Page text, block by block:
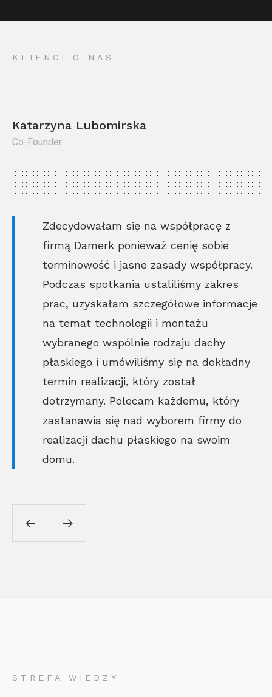
KLIENCI O NAS
Katarzyna Lubomirska
Co-Founder
Zdecydowałam się na współpracę z
firmą Damerk ponieważ cenię sobie
terminowość i jasne zasady współpracy.
Podczas spotkania ustaliliśmy zakres
prac, uzyskałam szczegółowe informacje
na temat technologii i montażu
wybranego wspólnie rodzaju dachy
płaskiego i umówiliśmy się na dokładny
termin realizacji, który został
dotrzymany. Polecam każdemu, który
zastanawia się nad wyborem firmy do
realizacji dachu płaskiego na swoim
domu.
STREFA WIEDZY